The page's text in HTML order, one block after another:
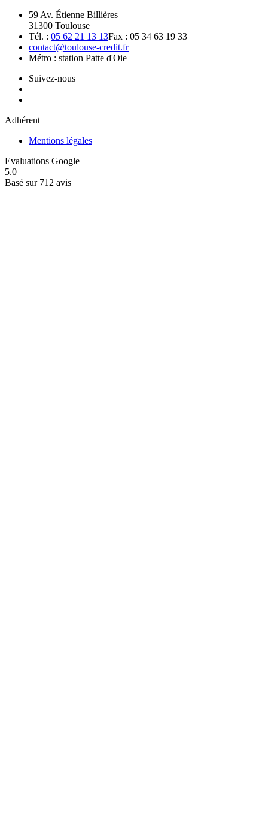
59 Av. Étienne Billières
31300 Toulouse
Tél. : 05 62 21 13 13Fax : 05 34 63 19 33
contact@toulouse-credit.fr
Métro : station Patte d'Oie
Suivez-nous
Adhérent
Mentions légales
Evaluations Google
5.0
Basé sur 712 avis